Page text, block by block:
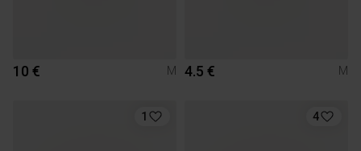
10 € M 4.5 € M
1 4